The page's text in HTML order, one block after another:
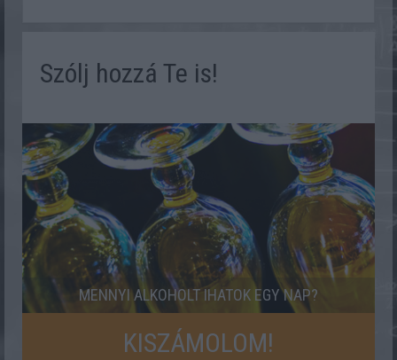
Szólj hozzá Te is!
MENNYI ALKOHOLT IHATOK EGY NAP?
KISZÁMOLOM!